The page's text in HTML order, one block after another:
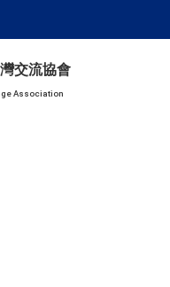
交流協會
Association